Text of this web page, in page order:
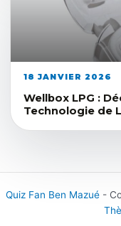
18 JANVIER 2026
Wellbox LPG :
Technologie de
Quiz Fan Ben Mazué-